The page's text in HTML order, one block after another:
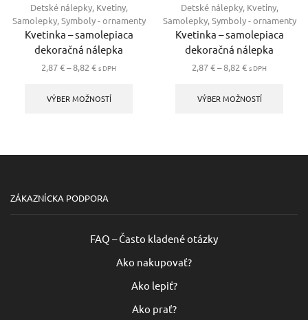
Detské nálepky, Kvetiny,
Samolepky,Symboly - ornamenty
Kvetinka – samolepiaca
dekoračná nálepka
2,87€–8,82 €Price
2,87 €
through
s DPH
VÝBER MOŽNOSTÍ
si
Detské nálepky, Kvetiny,
Samolepky,Symboly - ornamenty
Kvetinka – samolepiaca
dekoračná nálepka
2,87€–8,82 €Price
2,87 €
through
s DPH
VÝBER MOŽNOSTÍ
si
ZÁKAZNÍCKA PODPORA
FAQ – Často kladené otázky
Ako nakupovať?
Ako lepiť?
Ako prať?